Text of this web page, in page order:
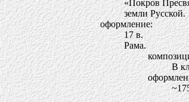
«Покров
земли Русской.
оформление:
17 в.
Рама.
В